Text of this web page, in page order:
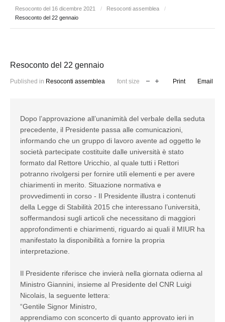
Resoconto del 16 dicembre 2021 / Resoconti assemblea
/
Resoconto del 22 gennaio
Resoconto del 22 gennaio
Published in Resoconti assemblea font size Print Email
Dopo l’approvazione all’unanimità del verbale della seduta
precedente, il Presidente passa alle comunicazioni,
informando che un gruppo di lavoro avente ad oggetto le
società partecipate costituite dalle università è stato
formato dal Rettore Uricchio, al quale tutti i Rettori
potranno rivolgersi per fornire utili elementi e per avere
chiarimenti in merito. Situazione normativa e
provvedimenti in corso - Il Presidente illustra i contenuti
della Legge di Stabilità 2015 che interessano l’università,
soffermandosi sugli articoli che necessitano di maggiori
approfondimenti e chiarimenti, riguardo ai quali il MIUR ha
manifestato la disponibilità a fornire la propria
interpretazione.
Il Presidente riferisce che invierà nella giornata odierna al
Ministro Giannini, insieme al Presidente del CNR Luigi
Nicolais, la seguente lettera:
“Gentile Signor Ministro,
apprendiamo con sconcerto di quanto approvato ieri in